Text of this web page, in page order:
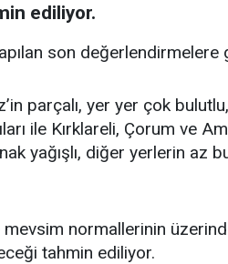
ediliyor.
son değerlendirmelere
parçalı, yer yer çok
ile Kırklareli, Çorum ve
yağışlı, diğer yerlerin az
mevsim normallerinin
tahmin ediliyor.